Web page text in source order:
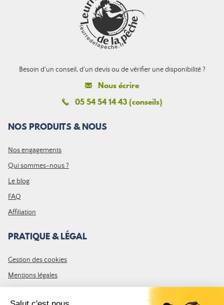
Besoin d'un conseil, d'un devis ou de vérifier une disponibilité ?
Nous écrire
05 54 54 14 43 (conseils)
NOS PRODUITS & NOUS
Nos engagements
Qui sommes-nous ?
Le blog
FAQ
Affiliation
PRATIQUE & LÉGAL
Gestion des cookies
Mentions légales